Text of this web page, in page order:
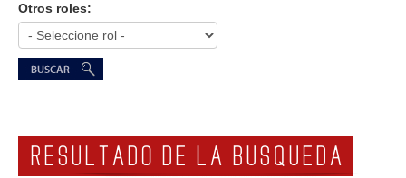
Otros roles:
RESULTADO DE LA BUSQUEDA